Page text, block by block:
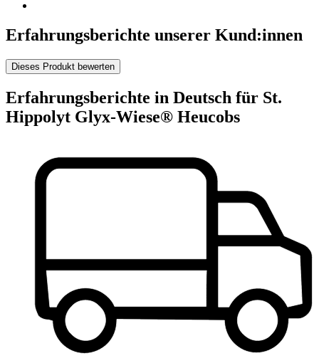
Erfahrungsberichte unserer Kund:innen
Dieses Produkt bewerten
Erfahrungsberichte in Deutsch für St.
Hippolyt Glyx-Wiese® Heucobs